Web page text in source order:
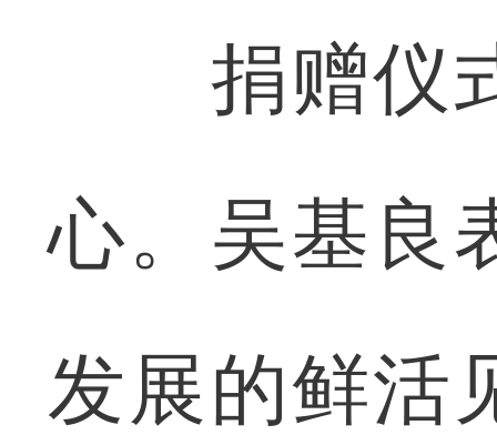
捐赠仪式
心。吴基良
发展的鲜活